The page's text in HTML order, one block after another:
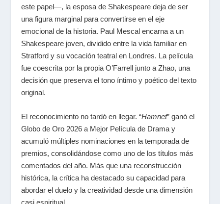
este papel—, la esposa de Shakespeare deja de ser
una figura marginal para convertirse en el eje
emocional de la historia. Paul Mescal encarna a un
Shakespeare joven, dividido entre la vida familiar en
Stratford y su vocación teatral en Londres. La película
fue coescrita por la propia O’Farrell junto a Zhao, una
decisión que preserva el tono íntimo y poético del texto
original.
El reconocimiento no tardó en llegar. “Hamnet”ganó el
Globo de Oro 2026 a Mejor Película de Drama y
acumuló múltiples nominaciones en la temporada de
premios, consolidándose como uno de los títulos más
comentados del año. Más que una reconstrucción
histórica, la crítica ha destacado su capacidad para
abordar el duelo y la creatividad desde una dimensión
casi espiritual.